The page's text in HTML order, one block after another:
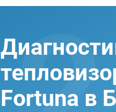
Fortuna в